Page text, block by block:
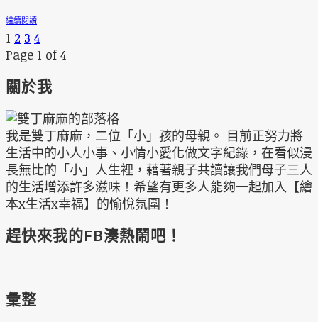
繼續閱讀
1 2 3 4
Page 1 of 4
關於我
我是雙丁麻麻，二位「小」孩的母親。 目前正努力將
生活中的小人小事、小情小愛化做文字紀錄，在看似漫
長無比的「小」人生裡，藉著親子共讀讓我們母子三人
的生活增添許多滋味！希望有更多人能夠一起加入【繪
本x生活x幸福】的愉悅氛圍！
趕快來我的FB湊熱鬧吧！
彙整